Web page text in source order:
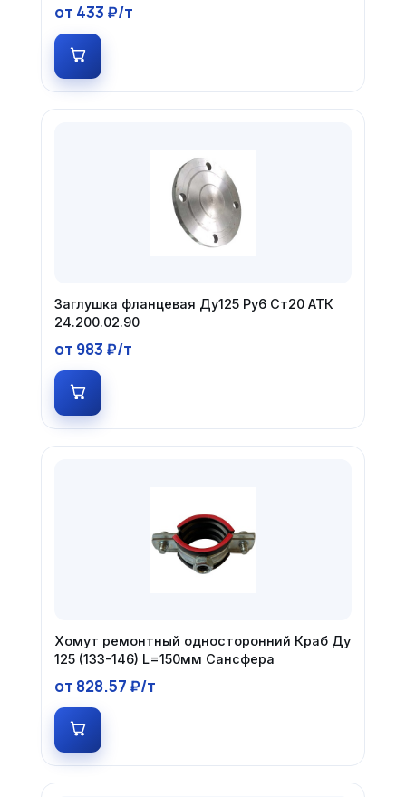
от 433 ₽/т
Заглушка фланцевая Ду125 Ру6 Ст20 АТК
24.200.02.90
от 983 ₽/т
Хомут ремонтный односторонний Краб Ду
125 (133-146) L=150мм Сансфера
от 828.57 ₽/т